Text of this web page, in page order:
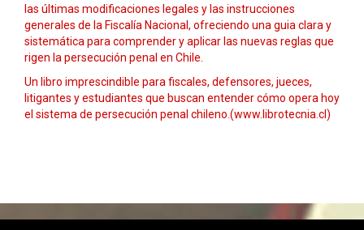
las últimas modificaciones legales y las instrucciones
generales de la Fiscalía Nacional, ofreciendo una guia clara y
sistemática para comprender y aplicar las nuevas reglas que
rigen la persecución penal en Chile.
Un libro imprescindible para fiscales, defensores, jueces,
litigantes y estudiantes que buscan entender cómo opera hoy
el sistema de persecución penal chileno.(www.librotecnia.cl)